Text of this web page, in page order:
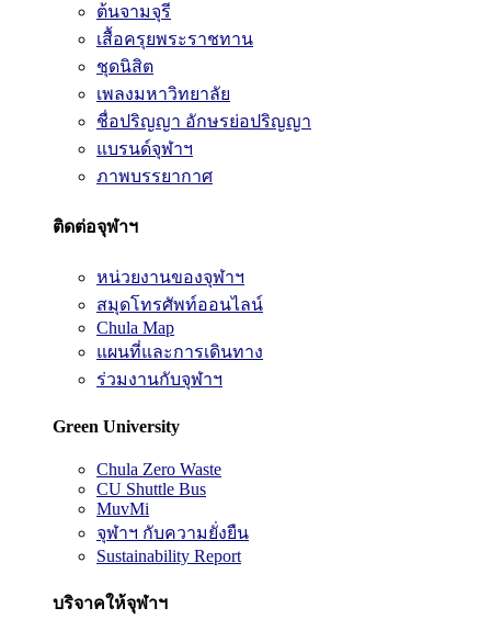
ต้นจามจุรี
เสื้อครุยพระราชทาน
ชุดนิสิต
เพลงมหาวิทยาลัย
ชื่อปริญญา อักษรย่อปริญญา
แบรนด์จุฬาฯ
ภาพบรรยากาศ
ติดต่อจุฬาฯ
หน่วยงานของจุฬาฯ
สมุดโทรศัพท์ออนไลน์
Chula Map
แผนที่และการเดินทาง
ร่วมงานกับจุฬาฯ
Green University
Chula Zero Waste
CU Shuttle Bus
MuvMi
จุฬาฯ กับความยั่งยืน
Sustainability Report
บริจาคให้จุฬาฯ